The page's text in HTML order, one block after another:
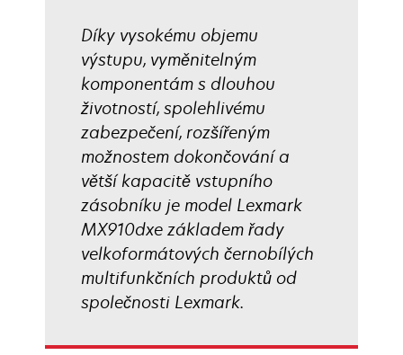
Díky vysokému objemu
výstupu, vyměnitelným
komponentám s dlouhou
životností, spolehlivému
zabezpečení, rozšířeným
možnostem dokončování a
větší kapacitě vstupního
zásobníku je model Lexmark
MX910dxe základem řady
velkoformátových černobílých
multifunkčních produktů od
společnosti Lexmark.